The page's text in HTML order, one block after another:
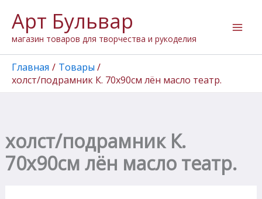
содержимому
Арт Бульвар
магазин товаров для творчества и рукоделия
Главная
Товары
холст/подрамник К. 70х90см лён масло театр.
холст/подрамник К.
70х90см лён масло театр.